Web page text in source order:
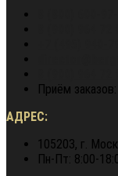
Приём
АДРЕС:
105203, г.
Пн-Пт: 8:00-